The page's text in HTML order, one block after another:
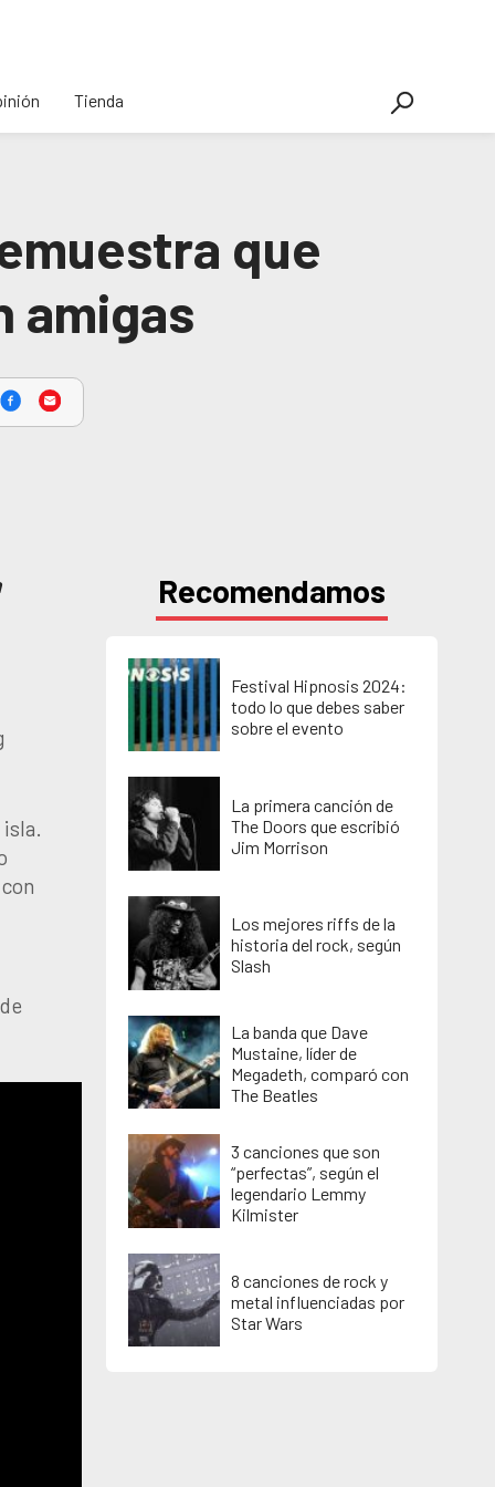
Tienda
que
amigas
Recomendamos
Festival Hipnosis 2024:
todo lo que debes saber
sobre el evento
La primera canción de
The Doors que escribió
Jim Morrison
Los mejores riffs de la
historia del rock, según
Slash
La banda que Dave
Mustaine, líder de
Megadeth, comparó con
The Beatles
3 canciones que son
“perfectas”, según el
legendario Lemmy
Kilmister
8 canciones de rock y
metal influenciadas por
Star Wars